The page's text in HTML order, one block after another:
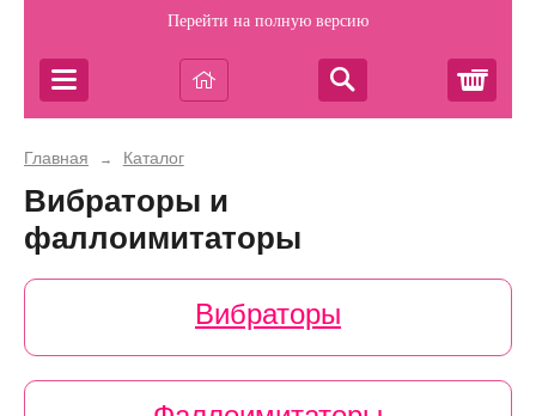
Перейти на полную версию
Главная → Каталог
Вибраторы и
фаллоимитаторы
Вибраторы